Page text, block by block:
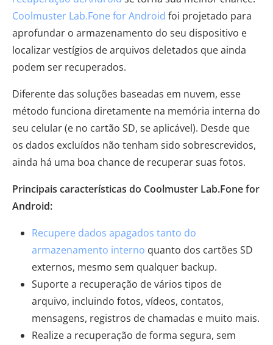
Coolmuster Lab.Fone for Android foi projetado para
aprofundar o armazenamento do seu dispositivo e
localizar vestígios de arquivos deletados que ainda
podem ser recuperados.
Diferente das soluções baseadas em nuvem, esse
método funciona diretamente na memória interna do
seu celular (e no cartão SD, se aplicável). Desde que
os dados excluídos não tenham sido sobrescrevidos,
ainda há uma boa chance de recuperar suas fotos.
Principais características do Coolmuster Lab.Fone for
Android:
Recupere dados apagados tanto do
armazenamento interno quanto dos cartões SD
externos, mesmo sem qualquer backup.
Suporte a recuperação de vários tipos de
arquivo, incluindo fotos, vídeos, contatos,
mensagens, registros de chamadas e muito mais.
Realize a recuperação de forma segura, sem